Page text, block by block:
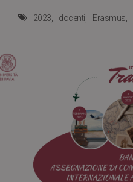
2023 docenti Erasmus